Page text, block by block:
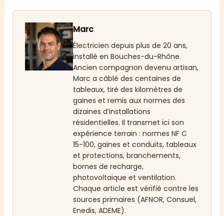
Marc
Électricien depuis plus de 20 ans,
installé en Bouches-du-Rhône.
Ancien compagnon devenu artisan,
Marc a câblé des centaines de
tableaux, tiré des kilomètres de
gaines et remis aux normes des
dizaines d’installations
résidentielles. Il transmet ici son
expérience terrain : normes NF C
15-100, gaines et conduits, tableaux
et protections, branchements,
bornes de recharge,
photovoltaïque et ventilation.
Chaque article est vérifié contre les
sources primaires (AFNOR, Consuel,
Enedis, ADEME).